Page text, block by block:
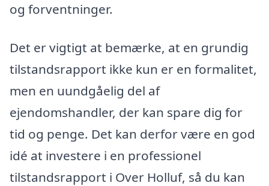
og forventninger.
Det er vigtigt at bemærke, at en grundig
tilstandsrapport ikke kun er en formalitet,
men en uundgåelig del af
ejendomshandler, der kan spare dig for
tid og penge. Det kan derfor være en god
idé at investere i en professionel
tilstandsrapport i Over Holluf, så du kan